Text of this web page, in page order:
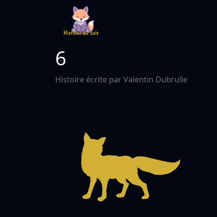
6
Histoire écrite par Valentin Dubrulle